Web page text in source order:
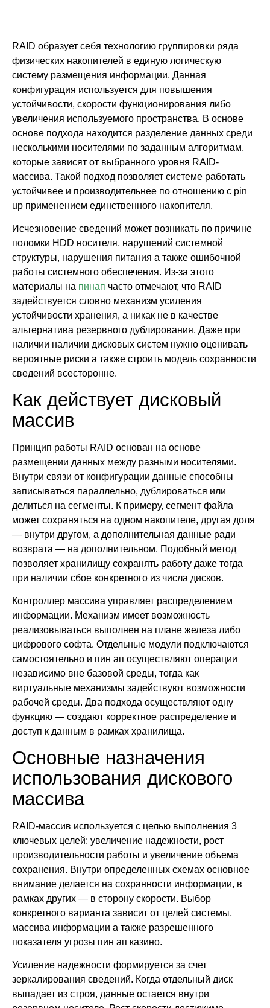
RAID образует себя технологию группировки ряда
физических накопителей в единую логическую
систему размещения информации. Данная
конфигурация используется для повышения
устойчивости, скорости функционирования либо
увеличения используемого пространства. В основе
основе подхода находится разделение данных среди
несколькими носителями по заданным алгоритмам,
которые зависят от выбранного уровня RAID-
массива. Такой подход позволяет системе работать
устойчивее и производительнее по отношению с pin
up применением единственного накопителя.
Исчезновение сведений может возникать по причине
поломки HDD носителя, нарушений системной
структуры, нарушения питания а также ошибочной
работы системного обеспечения. Из-за этого
материалы на пинап часто отмечают, что RAID
задействуется словно механизм усиления
устойчивости хранения, а никак не в качестве
альтернатива резервного дублирования. Даже при
наличии наличии дисковых систем нужно оценивать
вероятные риски а также строить модель сохранности
сведений всесторонне.
Как действует дисковый
массив
Принцип работы RAID основан на основе
размещении данных между разными носителями.
Внутри связи от конфигурации данные способны
записываться параллельно, дублироваться или
делиться на сегменты. К примеру, сегмент файла
может сохраняться на одном накопителе, другая доля
— внутри другом, а дополнительная данные ради
возврата — на дополнительном. Подобный метод
позволяет хранилищу сохранять работу даже тогда
при наличии сбое конкретного из числа дисков.
Контроллер массива управляет распределением
информации. Механизм имеет возможность
реализовываться выполнен на плане железа либо
цифрового софта. Отдельные модули подключаются
самостоятельно и пин ап осуществляют операции
независимо вне базовой среды, тогда как
виртуальные механизмы задействуют возможности
рабочей среды. Два подхода осуществляют одну
функцию — создают корректное распределение и
доступ к данным в рамках хранилища.
Основные назначения
использования дискового
массива
RAID-массив используется с целью выполнения 3
ключевых целей: увеличение надежности, рост
производительности работы и увеличение объема
сохранения. Внутри определенных схемах основное
внимание делается на сохранности информации, в
рамках других — в сторону скорости. Выбор
конкретного варианта зависит от целей системы,
массива информации а также разрешенного
показателя угрозы пин ап казино.
Усиление надежности формируется за счет
зеркалирования сведений. Когда отдельный диск
выпадает из строя, данные остается внутри